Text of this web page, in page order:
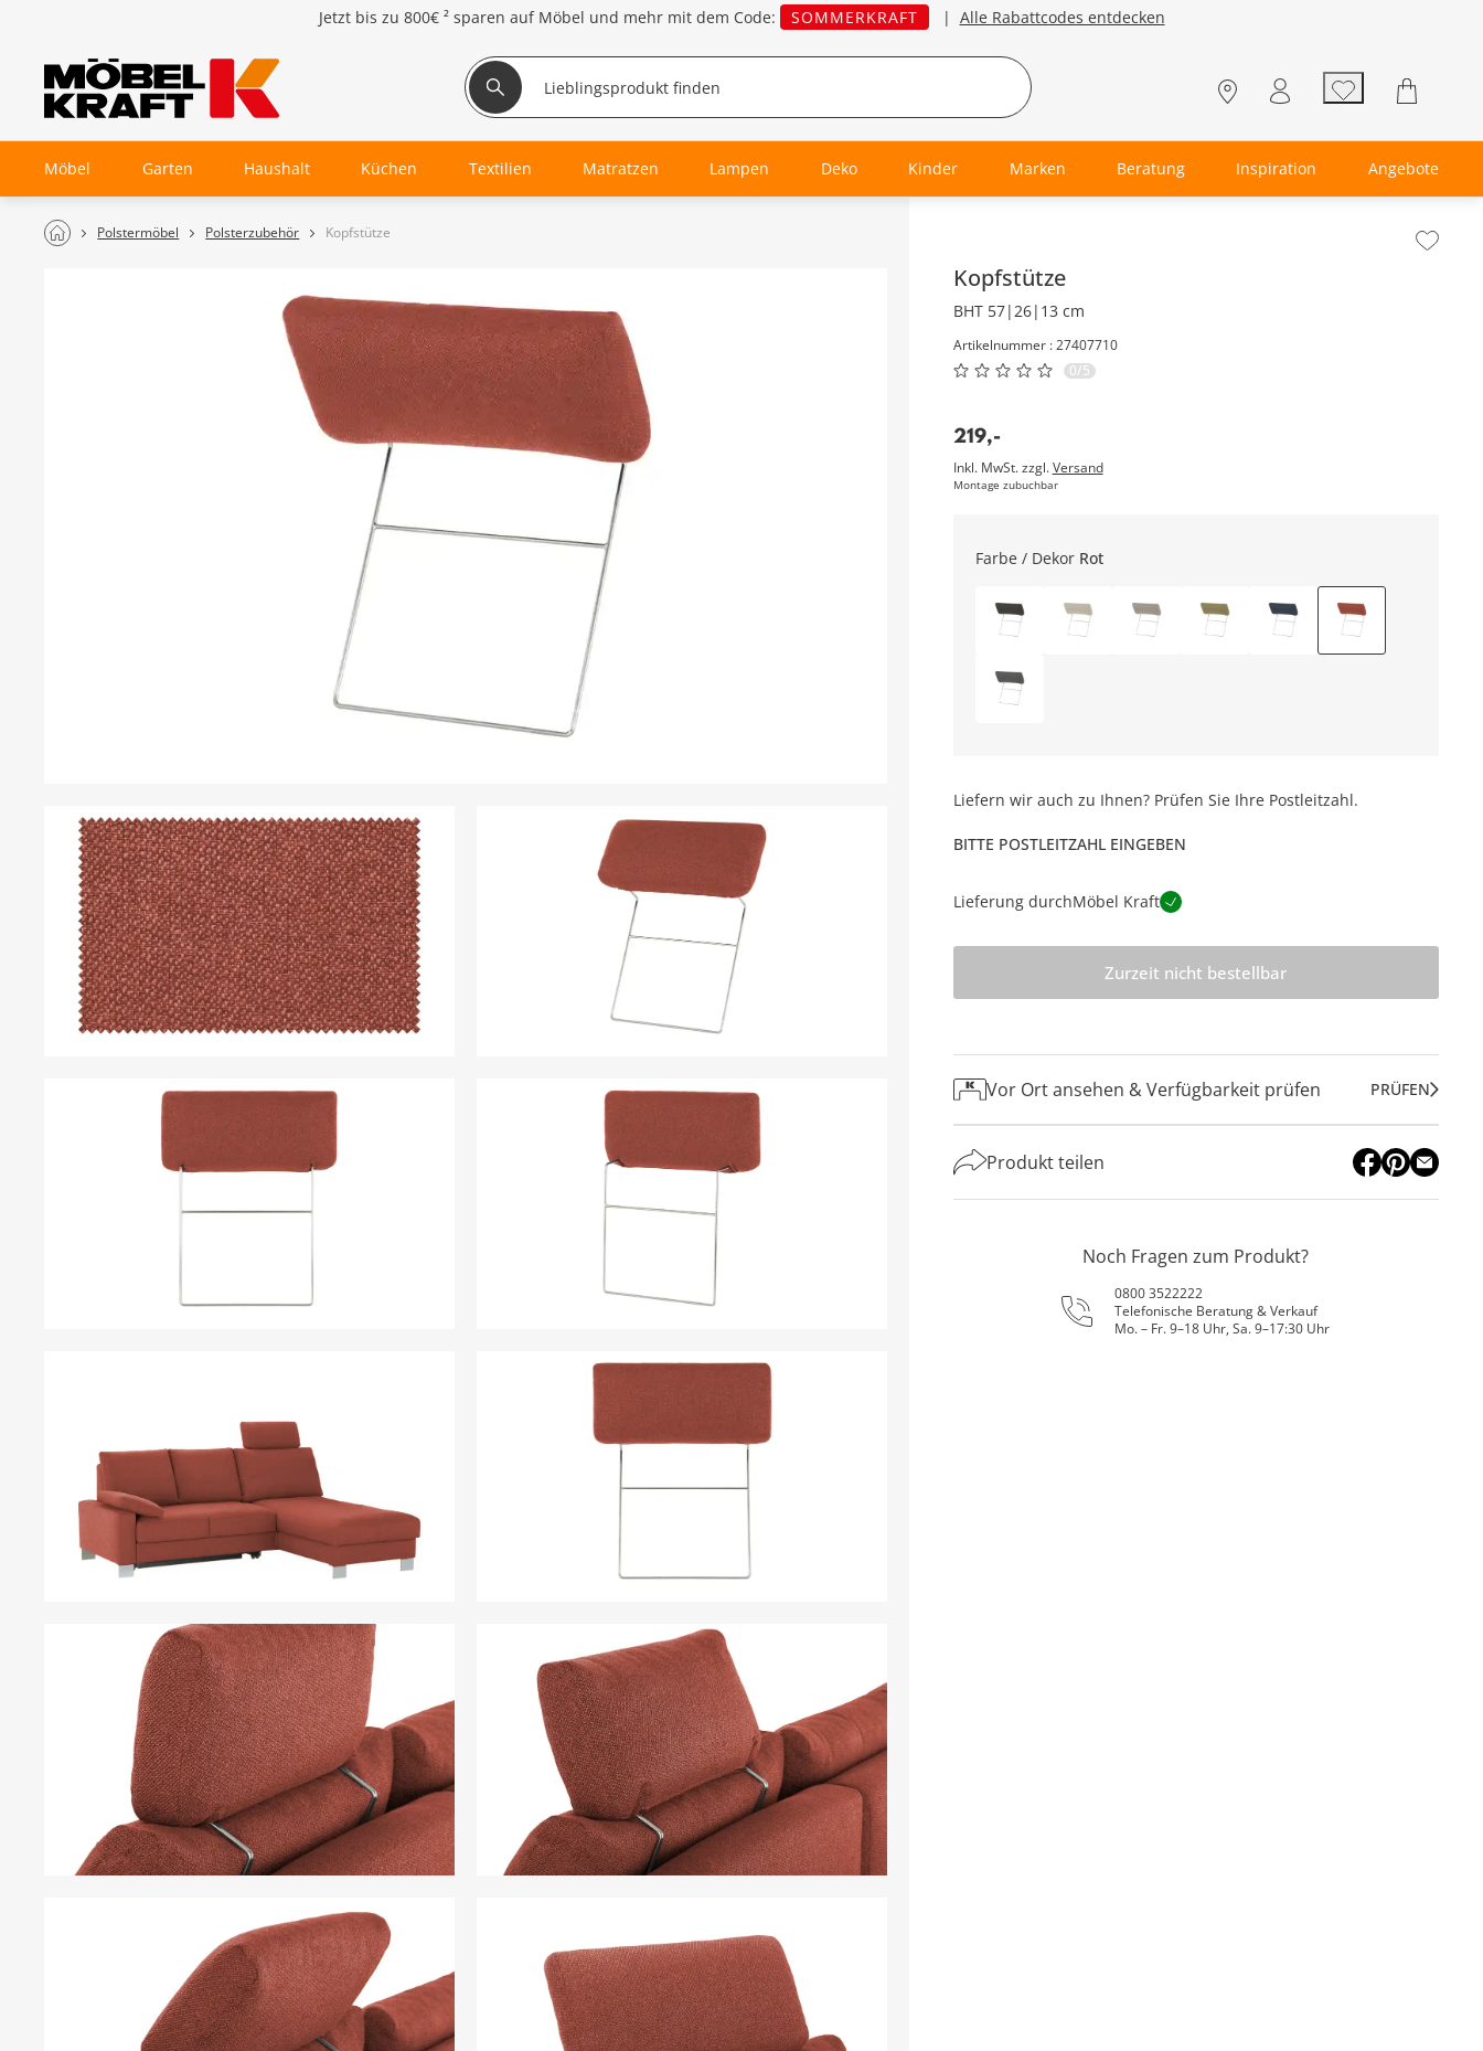
Jetzt bis zu 800€ ² sparen auf Möbel und mehr mit dem Code: SOMMERKRAFT | Alle Rabattcodes entdecken
Möbel Garten Haushalt Küchen Textilien Matratzen Lampen Deko Kinder Marken Beratung Inspiration Angebote
Polstermöbel Polsterzubehör Kopfstütze
Kopfstütze
BHT 57|26|13 cm
Artikelnummer : 27407710
0/5
219,-
Inkl. MwSt. zzgl.Versand
Montage zubuchbar
Farbe / Dekor Rot
Liefern wir auch zu Ihnen? Prüfen Sie Ihre Postleitzahl.
BITTE POSTLEITZAHL EINGEBEN
Lieferung durchMöbel Kraft
Zurzeit nicht bestellbar
Vor Ort ansehen & Verfügbarkeit prüfen PRÜFEN
Produkt teilen
Noch Fragen zum Produkt?
0800 3522222
Telefonische Beratung & Verkauf
Mo. – Fr. 9–18 Uhr, Sa. 9–17:30 Uhr